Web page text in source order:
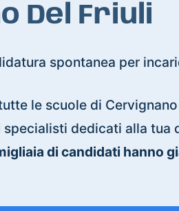
Del Friuli
spontanea per
le scuole di
dedicati alla tua
di candidati hanno